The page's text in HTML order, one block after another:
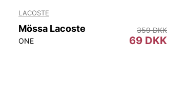
108
LACOSTE
Mössa Lacoste
ONE 69 DKK
359 DKK